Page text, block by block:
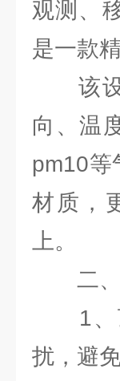
观测、
是一款
该设
向、温
pm10等
材质，
上。
二、
1、顶
扰，避